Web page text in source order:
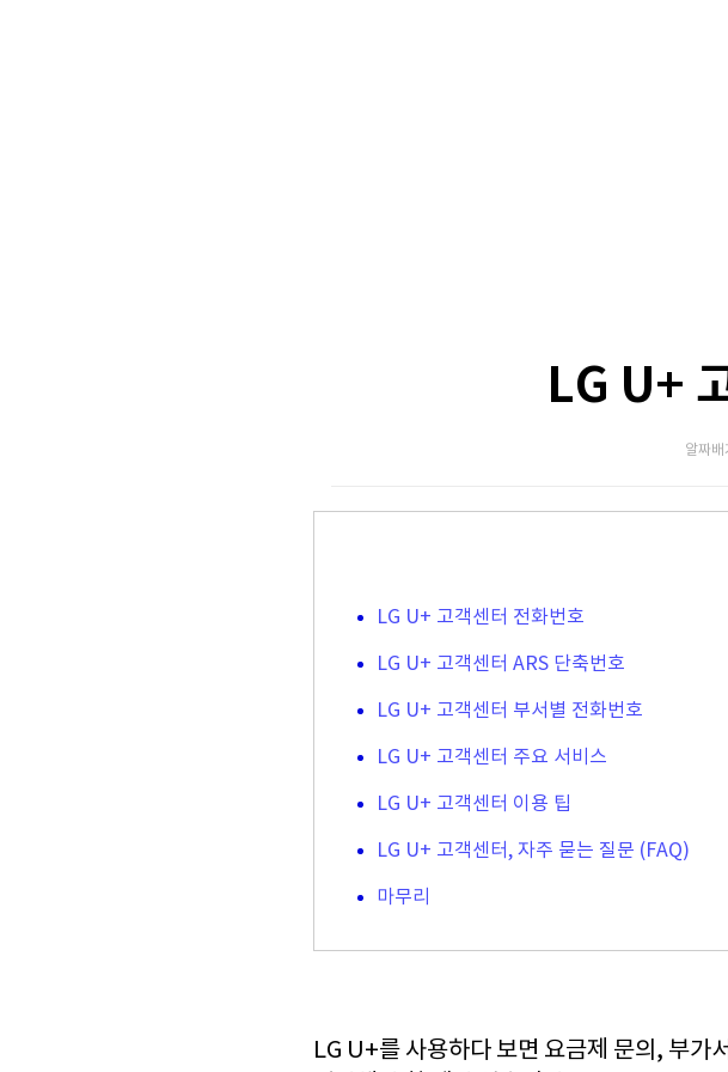
LG U+
알짜배
LG U+ 고객센터 전화번호
LG U+ 고객센터 ARS 단축번호
LG U+ 고객센터 부서별 전화번호
LG U+ 고객센터 주요 서비스
LG U+ 고객센터 이용 팁
LG U+ 고객센터, 자주 묻는 질문 (FAQ)
마무리
LG U+를 사용하다 보면 요금제 문의, 부가